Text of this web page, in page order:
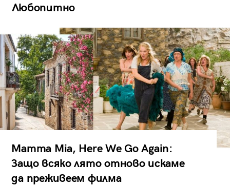
Любопитно
Mamma Mia, Here We Go Again:
Защо всяко лято отново искаме
да преживеем филма